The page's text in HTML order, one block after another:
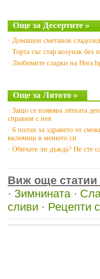
Още за Десертите »
· Домашен сметанов
· Торта със стар козунак без
· Любимите сладки на
Още за Лятото »
· Защо се появява лятната
справим с нея
· 6 ползи за здравето от
включиш в менюто си
· Обичате ли дъжда? Не сте
Виж още статии
· Зимнината·
сливи · Рецепти